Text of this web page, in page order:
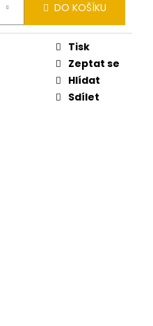
DO KOŠÍKU
Tisk
Zeptat se
Hlídat
Sdílet